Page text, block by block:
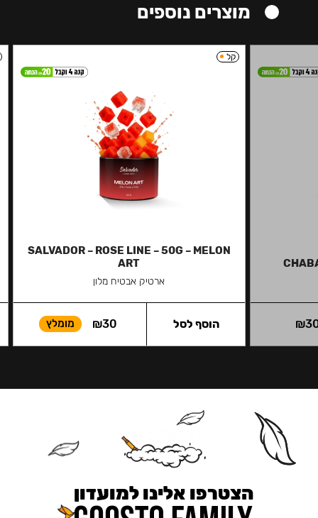
מוצרים נוספים
₪
קל
SALVADOR – ROSE LINE – 50G – MELON
ART
ארטיק אבטיח מלון
₪30 מומלץ הוסף לסל
הצטרפו אלינו למועדון